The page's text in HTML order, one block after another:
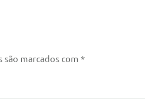
marcados com *